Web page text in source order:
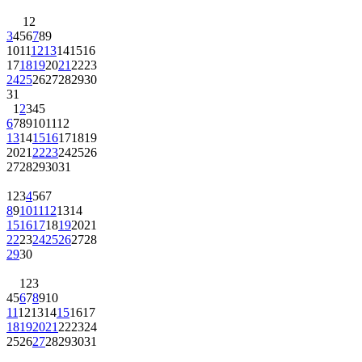
1 2
3456789
10111213141516
1718192021 2223
24252627282930
31
1 2345
6789101112
13141516171819
2021 2223242526
2728293031
1 234567
891011121314
15161718192021
22232425262728
2930
1 23
45678910
11121314151617
18192021 222324
25262728293031